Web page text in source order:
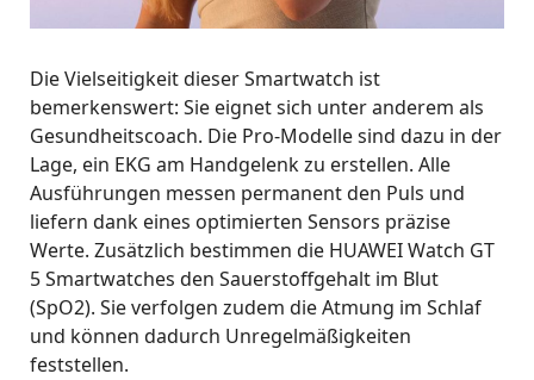
Die Vielseitigkeit dieser Smartwatch ist
bemerkenswert: Sie eignet sich unter anderem als
Gesundheitscoach. Die Pro-Modelle sind dazu in der
Lage, ein EKG am Handgelenk zu erstellen. Alle
Ausführungen messen permanent den Puls und
liefern dank eines optimierten Sensors präzise
Werte. Zusätzlich bestimmen die HUAWEI Watch GT
5 Smartwatches den Sauerstoffgehalt im Blut
(SpO2). Sie verfolgen zudem die Atmung im Schlaf
und können dadurch Unregelmäßigkeiten
feststellen.